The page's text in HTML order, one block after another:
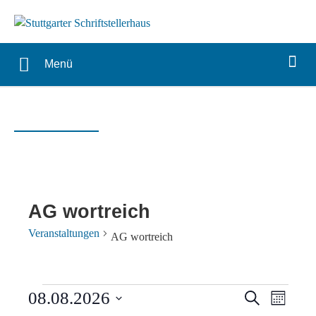
Menü
AG wortreich
Veranstaltungen AG wortreich
Veranstaltungen SucheMonat
08.08.2026